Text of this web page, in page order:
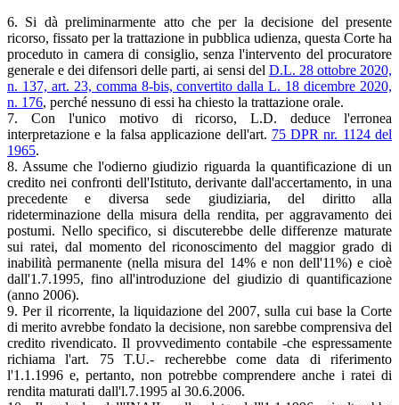
6. Si dà preliminarmente atto che per la decisione del presente
ricorso, fissato per la trattazione in pubblica udienza, questa Corte ha
proceduto in camera di consiglio, senza l'intervento del procuratore
generale e dei difensori delle parti, ai sensi del D.L. 28 ottobre 2020,
n. 137, art. 23, comma 8-bis, convertito dalla L. 18 dicembre 2020,
n. 176, perché nessuno di essi ha chiesto la trattazione orale.
7. Con l'unico motivo di ricorso, L.D. deduce l'erronea
interpretazione e la falsa applicazione dell'art. 75 DPR nr. 1124 del
1965.
8. Assume che l'odierno giudizio riguarda la quantificazione di un
credito nei confronti dell'Istituto, derivante dall'accertamento, in una
precedente e diversa sede giudiziaria, del diritto alla
rideterminazione della misura della rendita, per aggravamento dei
postumi. Nello specifico, si discuterebbe delle differenze maturate
sui ratei, dal momento del riconoscimento del maggior grado di
inabilità permanente (nella misura del 14% e non dell'11%) e cioè
dall'1.7.1995, fino all'introduzione del giudizio di quantificazione
(anno 2006).
9. Per il ricorrente, la liquidazione del 2007, sulla cui base la Corte
di merito avrebbe fondato la decisione, non sarebbe comprensiva del
credito rivendicato. Il provvedimento contabile -che espressamente
richiama l'art. 75 T.U.- recherebbe come data di riferimento
l'1.1.1996 e, pertanto, non potrebbe comprendere anche i ratei di
rendita maturati dall'l.7.1995 al 30.6.2006.